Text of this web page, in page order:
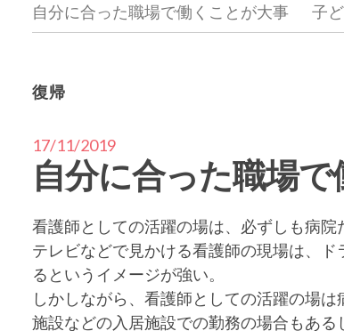
自分に合った職場で働くことが大事
子
復帰
17/11/2019
自分に合った職場
看護師としての活躍の場は、必ずしも病院
テレビなどで見かける看護師の現場は、
るというイメージが強い。
しかしながら、看護師としての活躍の場
施設などの入居施設での勤務の場合もあ